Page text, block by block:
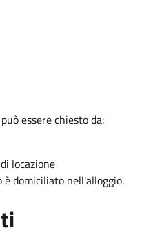
essere chiesto da:
locazione
è domiciliato nell'alloggio.